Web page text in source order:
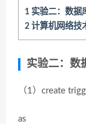
1 实验二：数据
2 计算机网络技
实验二：数
（1）create
as